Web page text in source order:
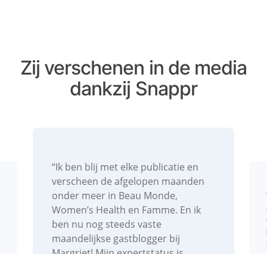
Zij verschenen in de media
dankzij Snappr
“Ik ben blij met elke publicatie en
verscheen de afgelopen maanden
onder meer in Beau Monde,
Women’s Health en Famme. En ik
ben nu nog steeds vaste
maandelijkse gastblogger bij